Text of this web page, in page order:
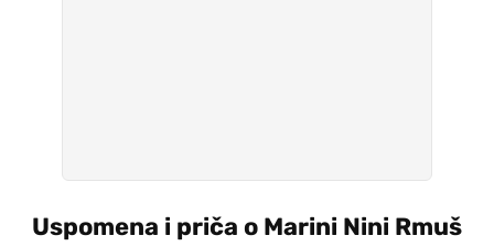
Uspomena i priča o Marini Nini Rmuš